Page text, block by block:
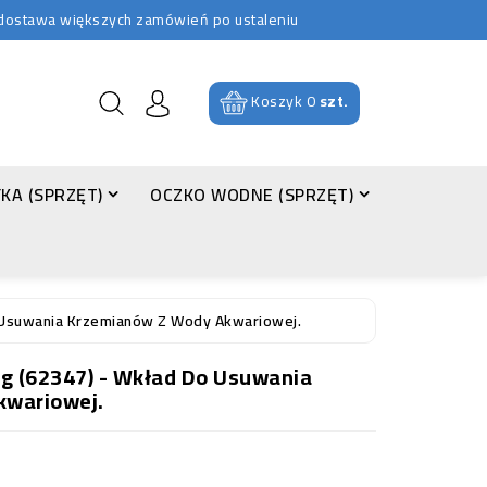
większych zamówień po ustaleniu
Koszyk0szt.
(SPRZĘT)
OCZKO WODNE (SPRZĘT)
Krzemianów Z Wody Akwariowej.
(62347) - Wkład Do Usuwania